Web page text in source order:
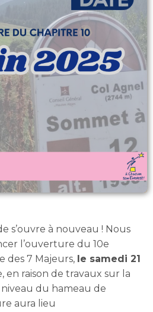
s’ouvre à nouveau ! Nous
l’ouverture du 10e
des 7 Majeurs, le samedi 21
en raison de travaux sur la
du hameau de
aura lieu